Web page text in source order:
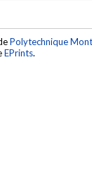
Polytechnique
EPrints.